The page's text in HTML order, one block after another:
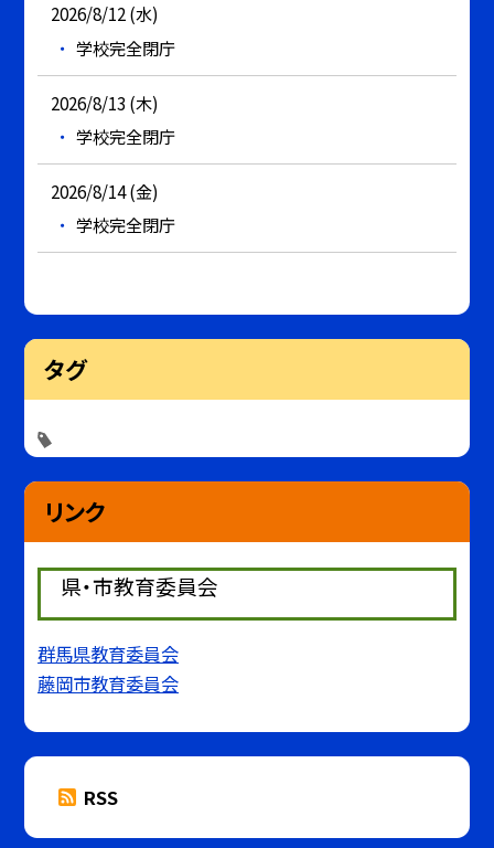
2026/8/12 (水)
学校完全閉庁
2026/8/13 (木)
学校完全閉庁
2026/8/14 (金)
学校完全閉庁
タグ
リンク
県・市教育委員会
群馬県教育委員会
藤岡市教育委員会
RSS